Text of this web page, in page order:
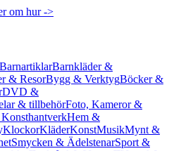
om hur ->
BarnartiklarBarnkläder &
& ResorBygg & VerktygBöcker &
DVD &
& tillbehörFoto, Kameror &
Hem &
KlockorKläderKonstMusikMynt &
Smycken & ÄdelstenarSport &